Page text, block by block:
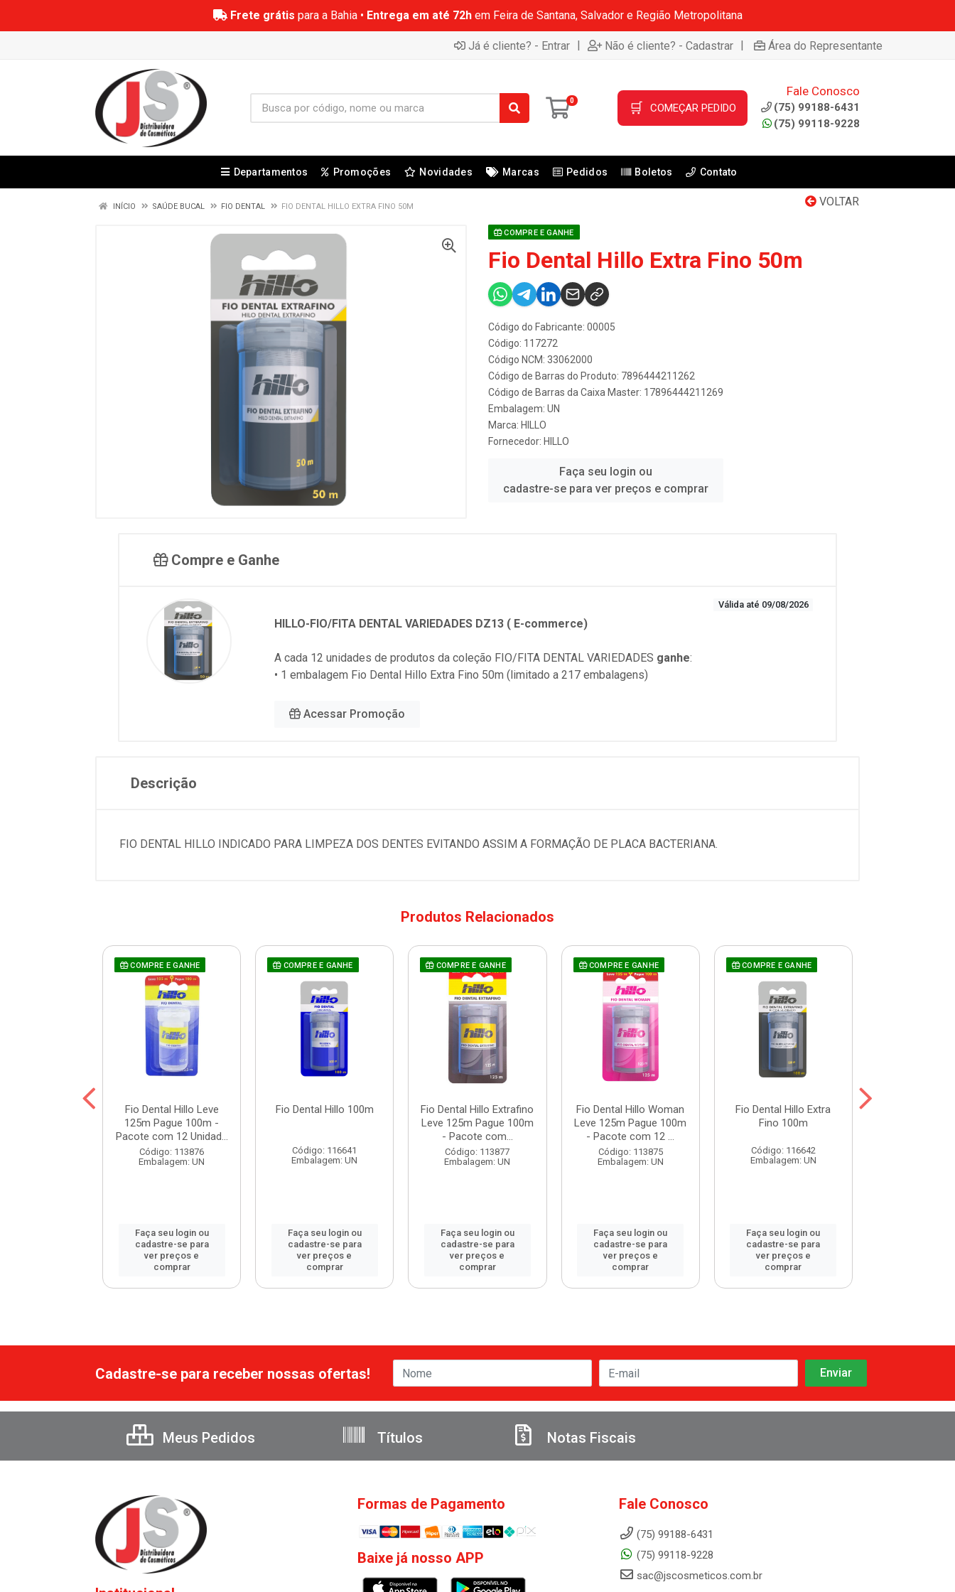
Frete grátis para a Bahia • Entrega em até 72hem Feira de Santana, Salvador e Região Metropolitana
Já é cliente? - Entrar | Não é cliente? - Cadastrar | Área do Representante
0 🛒 COMEÇAR PEDIDO
Fale Conosco
(75) 99188-6431
(75) 99118-9228
Departamentos Promoções Novidades Marcas Pedidos Boletos Contato
VOLTAR
INÍCIO SAÚDE BUCAL FIO DENTAL FIO DENTAL HILLO EXTRA FINO 50M
COMPRE E GANHE
Fio Dental Hillo Extra Fino 50m
Código do Fabricante: 00005
Código: 117272
Código NCM: 33062000
Código de Barras do Produto: 7896444211262
Código de Barras da Caixa Master: 17896444211269
Embalagem: UN
Marca: HILLO
Fornecedor: HILLO
Faça seu login ou
cadastre-se para ver preços e comprar
Compre e Ganhe
Válida até 09/08/2026
HILLO-FIO/FITA DENTAL VARIEDADES DZ13 ( E-commerce)
A cada 12 unidades de produtos da coleção FIO/FITA DENTAL VARIEDADES ganhe:
• 1 embalagem Fio Dental Hillo Extra Fino 50m (limitado a 217 embalagens)
Acessar Promoção
Descrição
FIO DENTAL HILLO INDICADO PARA LIMPEZA DOS DENTES EVITANDO ASSIM A FORMAÇÃO DE PLACA BACTERIANA.
Produtos Relacionados
COMPRE E GANHE
Fio Dental Hillo Leve
125m Pague 100m -
Pacote com 12 Unidad...
Código: 113876
Embalagem: UN
Faça seu login ou
cadastre-se para
ver preços e
comprar
COMPRE E GANHE
Fio Dental Hillo 100m
Código: 116641
Embalagem: UN
Faça seu login ou
cadastre-se para
ver preços e
comprar
COMPRE E GANHE
Fio Dental Hillo Extrafino
Leve 125m Pague 100m
- Pacote com...
Código: 113877
Embalagem: UN
Faça seu login ou
cadastre-se para
ver preços e
comprar
COMPRE E GANHE
Fio Dental Hillo Woman
Leve 125m Pague 100m
- Pacote com 12 ...
Código: 113875
Embalagem: UN
Faça seu login ou
cadastre-se para
ver preços e
comprar
COMPRE E GANHE
Fio Dental Hillo Extra
Fino 100m
Código: 116642
Embalagem: UN
Faça seu login ou
cadastre-se para
ver preços e
comprar
Cadastre-se para receber nossas ofertas!
Meus Pedidos Títulos Notas Fiscais
Formas de Pagamento
Baixe já nosso APP
Fale Conosco
(75) 99188-6431
(75) 99118-9228
sac@jscosmeticos.com.br